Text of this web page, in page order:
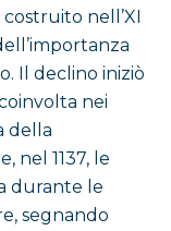
costruito nell’XI
Il declino iniziò
nei
della
nel 1137, le
durante le
segnando